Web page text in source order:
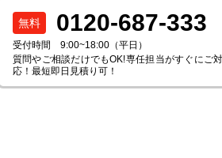
0120-687-333
受付時間 9:00~18:00（平日）
質問やご相談だけでもOK!専任担当がすぐにご対
応！最短即日見積り可！